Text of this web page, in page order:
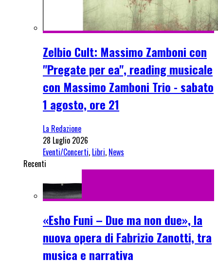
Zelbio Cult: Massimo Zamboni con
"Pregate per ea", reading musicale
con Massimo Zamboni Trio - sabato
1 agosto, ore 21
La Redazione
28 Luglio 2026
Eventi/Concerti, Libri, News
Recenti
«Esho Funi – Due ma non due», la
nuova opera di Fabrizio Zanotti, tra
musica e narrativa